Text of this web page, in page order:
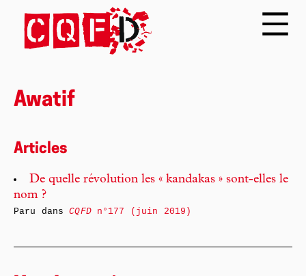
Awatif
Articles
De quelle révolution les « kandakas » sont-elles le
nom ?
Paru dansCQFDn°177 (juin 2019)